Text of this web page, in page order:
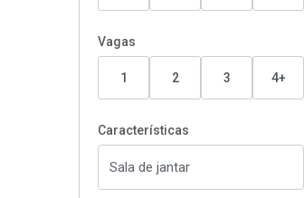
Vagas
1 2 3 4+
Características